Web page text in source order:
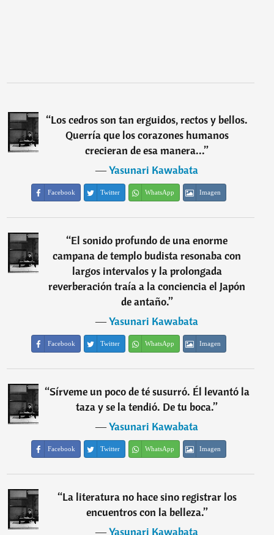
“Los cedros son tan erguidos, rectos y bellos.
Querría que los corazones humanos
crecieran de esa manera...”
―Yasunari Kawabata
Facebook Twitter WhatsApp Imagen
“El sonido profundo de una enorme
campana de templo budista resonaba con
largos intervalos y la prolongada
reverberación traía a la conciencia el Japón
de antaño.”
―Yasunari Kawabata
Facebook Twitter WhatsApp Imagen
“Sírveme un poco de té susurró. Él levantó la
taza y se la tendió. De tu boca.”
―Yasunari Kawabata
Facebook Twitter WhatsApp Imagen
“La literatura no hace sino registrar los
encuentros con la belleza.”
―Yasunari Kawabata